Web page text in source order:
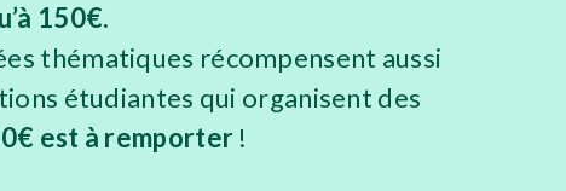
150€.
thématiques récompensent aussi
étudiantes qui organisent des
est à remporter !